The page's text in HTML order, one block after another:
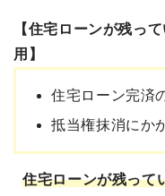
【住宅ローンが残っ
用】
住宅ローン完済
抵当権抹消にか
住宅ローンが残って